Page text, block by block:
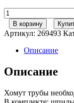
Количество
товара
Хомут
трубы
металлический
камень
Grand
ПВХ
В корзину
Артикул: 269493
Описание
Описание
Хомут трубы